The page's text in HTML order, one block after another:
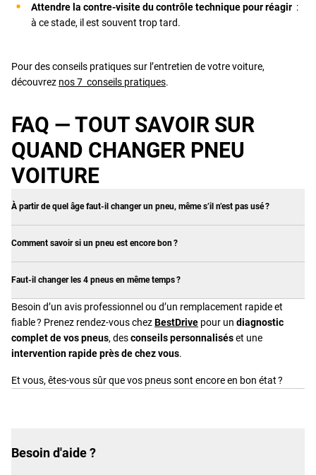
Attendre la contre-visite du contrôle technique pour réagir :
à ce stade, il est souvent trop tard.
Pour des conseils pratiques sur l’entretien de votre voiture,
découvrez nos 7 conseils pratiques.
FAQ — TOUT SAVOIR SUR
QUAND CHANGER PNEU
VOITURE
À partir de quel âge faut-il changer un pneu, même s’il n’est pas usé ?
Comment savoir si un pneu est encore bon ?
Faut-il changer les 4 pneus en même temps ?
Besoin d’un avis professionnel ou d’un remplacement rapide et
fiable ? Prenez rendez-vous chezBestDrive pour un diagnostic
complet de vos pneus, desconseils personnaliséset une
intervention rapide près de chez vous.
Et vous, êtes-vous sûr que vos pneus sont encore en bon état ?
Besoin d'aide ?